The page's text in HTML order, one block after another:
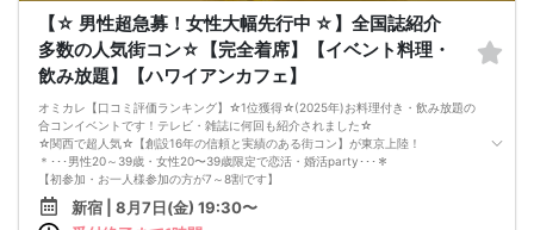
【☆ 男性超急募！女性大幅先行中 ☆】全国誌紹介
多数の人気街コン☆【完全着席】【イベント料理・
飲み放題】【ハワイアンカフェ】
オミカレ【口コミ評価ランキング】☆1位獲得☆(2025年)お料理付き・飲み放題の
合コンイベントです！テレビ・雑誌に何回も紹介されました☆
☆関西で超人気☆【創設16年の信頼と実績のある街コン】が東京上陸！
＊･･･男性20～39歳・女性20〜39歳限定で恋活・婚活party･･･＊
【初参加・お一人様参加の方が7～8割です】
安心してご参加ください♪
お一人様でも気軽に参加できるparty☆
新宿 | 8月7日(金) 19:30〜